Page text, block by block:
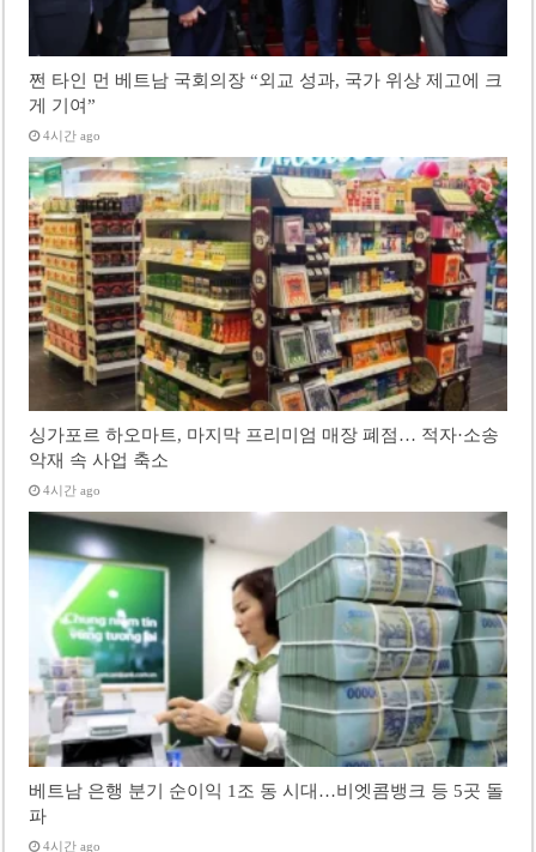
쩐 타인 먼 베트남 국회의장 “외교 성과, 국가 위상 제고에 크
게 기여”
4시간 ago
싱가포르 하오마트, 마지막 프리미엄 매장 폐점… 적자·소송
악재 속 사업 축소
4시간 ago
베트남 은행 분기 순이익 1조 동 시대…비엣콤뱅크 등 5곳 돌
파
4시간 ago